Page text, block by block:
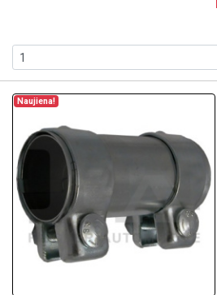
Naujiena!